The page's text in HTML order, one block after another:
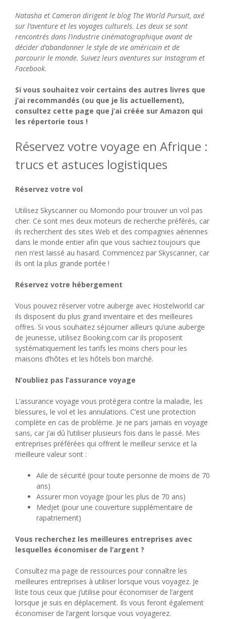
Natasha et Cameron dirigent le blog The World Pursuit, axé
sur l’aventure et les voyages culturels. Les deux se sont
rencontrés dans l’industrie cinématographique avant de
décider d’abandonner le style de vie américain et de
parcourir le monde. Suivez leurs aventures sur Instagram et
Facebook.
Si vous souhaitez voir certains des autres livres que
j’ai recommandés (ou que je lis actuellement),
consultez cette page que j’ai créée sur Amazon qui
les répertorie tous !
Réservez votre voyage en Afrique :
trucs et astuces logistiques
Réservez votre vol
Utilisez Skyscanner ou Momondo pour trouver un vol pas
cher. Ce sont mes deux moteurs de recherche préférés, car
ils recherchent des sites Web et des compagnies aériennes
dans le monde entier afin que vous sachiez toujours que
rien n’est laissé au hasard. Commencez par Skyscanner, car
ils ont la plus grande portée !
Réservez votre hébergement
Vous pouvez réserver votre auberge avec Hostelworld car
ils disposent du plus grand inventaire et des meilleures
offres. Si vous souhaitez séjourner ailleurs qu’une auberge
de jeunesse, utilisez Booking.com car ils proposent
systématiquement les tarifs les moins chers pour les
maisons d’hôtes et les hôtels bon marché.
N’oubliez pas l’assurance voyage
L’assurance voyage vous protégera contre la maladie, les
blessures, le vol et les annulations. C’est une protection
complète en cas de problème. Je ne pars jamais en voyage
sans, car j’ai dû l’utiliser plusieurs fois dans le passé. Mes
entreprises préférées qui offrent le meilleur service et la
meilleure valeur sont :
Aile de sécurité (pour toute personne de moins de 70
ans)
Assurer mon voyage (pour les plus de 70 ans)
Medjet (pour une couverture supplémentaire de
rapatriement)
Vous recherchez les meilleures entreprises avec
lesquelles économiser de l’argent ?
Consultez ma page de ressources pour connaître les
meilleures entreprises à utiliser lorsque vous voyagez. Je
liste tous ceux que j’utilise pour économiser de l’argent
lorsque je suis en déplacement. Ils vous feront également
économiser de l’argent lorsque vous voyagerez.